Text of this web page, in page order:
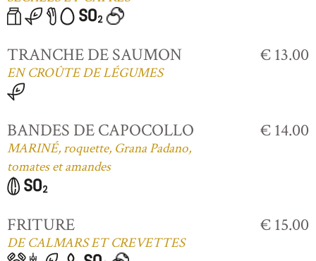
TRANCHE DE SAUMON
EN CROÛTE DE LÉGUMES
€ 13.00
BANDES DE CAPOCOLLO
MARINÉ, roquette, Grana Padano,
tomates et amandes
€ 14.00
FRITURE
DE CALMARS ET CREVETTES
€ 15.00